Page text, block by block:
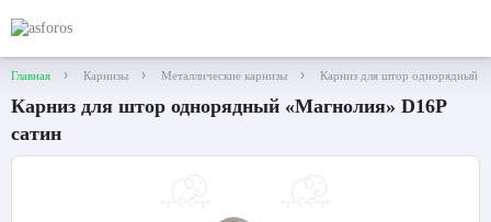
Главная Карнизы Металлические карнизы Карниз для штор однорядный
Карниз для штор однорядный «Магнолия» D16Р
сатин